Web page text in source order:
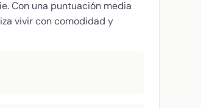
Con una puntuación media
vivir con comodidad y